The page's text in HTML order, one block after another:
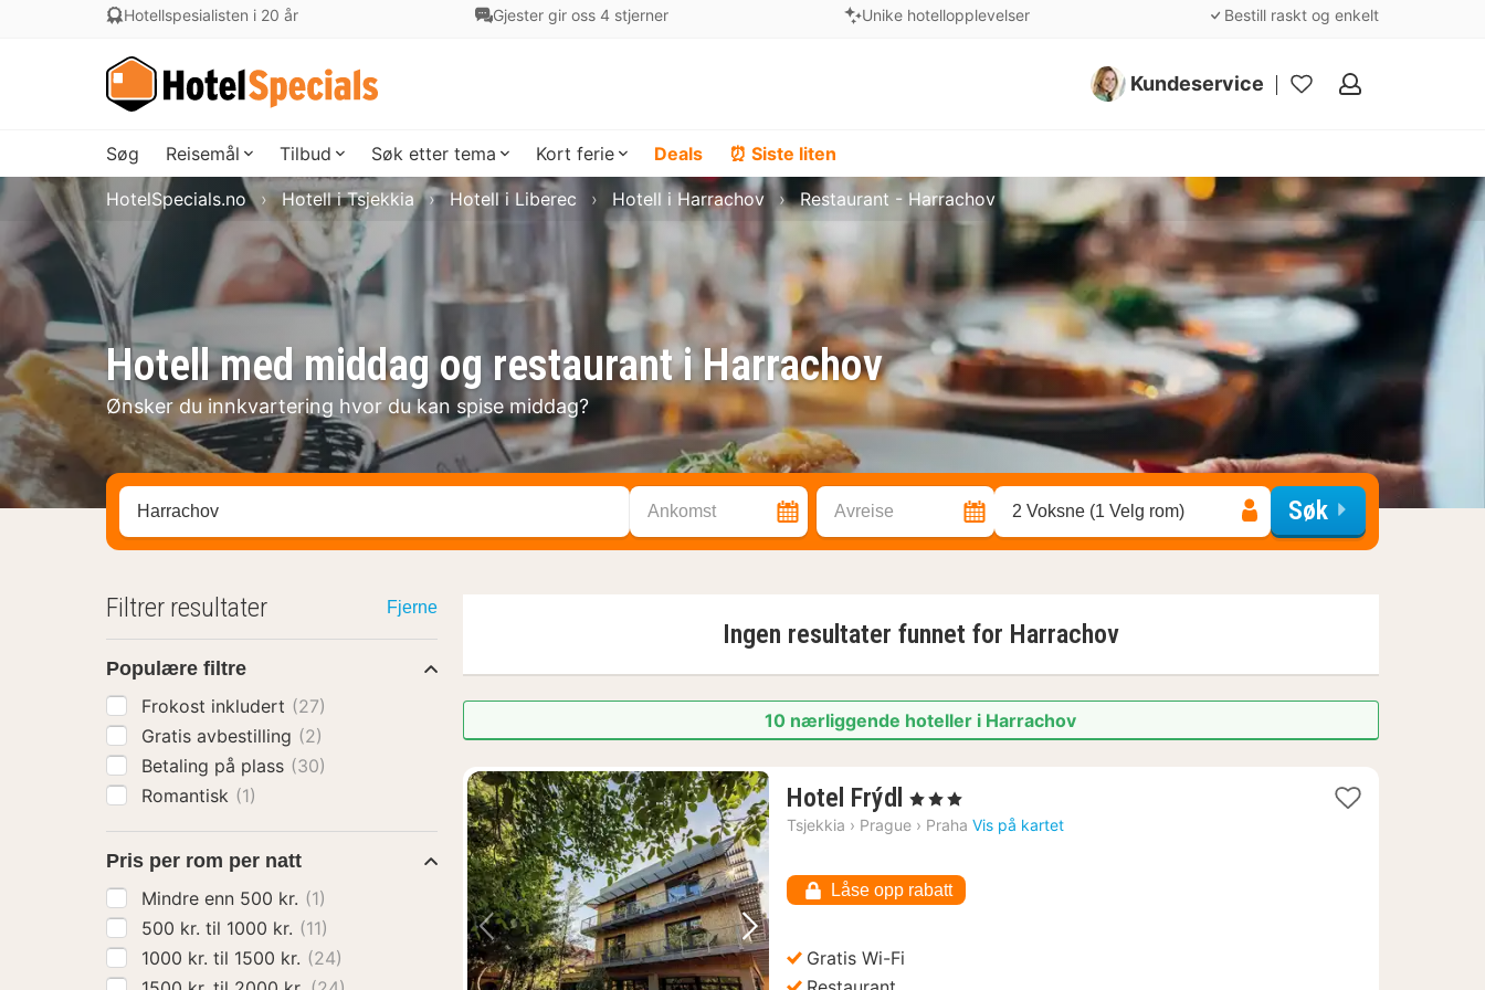
Hotellspesialisten i 20 år Gjester gir oss 4 stjerner Unike hotellopplevelser Bestill raskt og enkelt
Kundeservice
Mine
Søg Reisemål Tilbud Søk etter tema Kort ferie Deals ⏰ Siste liten
Hotell med middag og restaurant i Harrachov
Ønsker du innkvartering hvor du kan spise middag?
HotelSpecials.no Hotell i Tsjekkia Hotell i Liberec Hotell i Harrachov Restaurant - Harrachov
Søk hotell, region eller by Ankomst Avreise 2 Voksne (1 Velg rom) Søk
Ingen resultater funnet for Harrachov
10 nærliggende hoteller i Harrachov
Forrige bilde Neste bilde
Hotel Frýdl 1
natt
456
kr.
, 3 Stjerner
Tsjekkia › Prague › Praha Vis på kartet
Låse opp rabatt
Gratis Wi-Fi
Filtrer resultater Fjerne
Populære filtre
Frokost inkludert (27)
Gratis avbestilling (2)
Betaling på plass (30)
Romantisk (1)
Pris per rom per natt
Mindre enn 500 kr. (1)
500 kr. til 1000 kr. (11)
1000 kr. til 1500 kr. (24)